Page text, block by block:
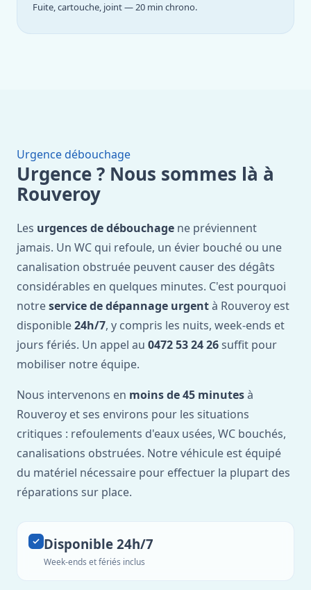
Fuite, cartouche, joint — 20 min chrono.
Urgence débouchage
Urgence ? Nous sommes là à
Rouveroy
Les urgences de débouchage ne préviennent
jamais. Un WC qui refoule, un évier bouché ou une
canalisation obstruée peuvent causer des dégâts
considérables en quelques minutes. C'est pourquoi
notreservice de dépannage urgentà Rouveroy est
disponible24h/7, y compris les nuits, week-ends et
jours fériés. Un appel au 0472 53 24 26 suffit pour
mobiliser notre équipe.
Nous intervenons en moins de 45 minutesà
Rouveroy et ses environs pour les situations
critiques : refoulements d'eaux usées, WC bouchés,
canalisations obstruées. Notre véhicule est équipé
du matériel nécessaire pour effectuer la plupart des
réparations sur place.
Disponible 24h/7
Week-ends et fériés inclus